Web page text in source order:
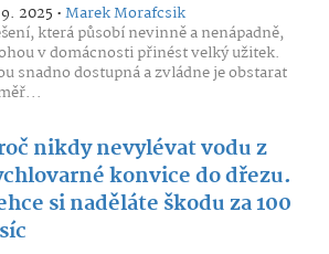
2025 •Marek Morafcsik
která působí nevinně a nenápadně,
v domácnosti přinést velký užitek.
snadno dostupná a zvládne je obstarat
nikdy nevylévat vodu z
konvice do dřezu.
si naděláte škodu za 100